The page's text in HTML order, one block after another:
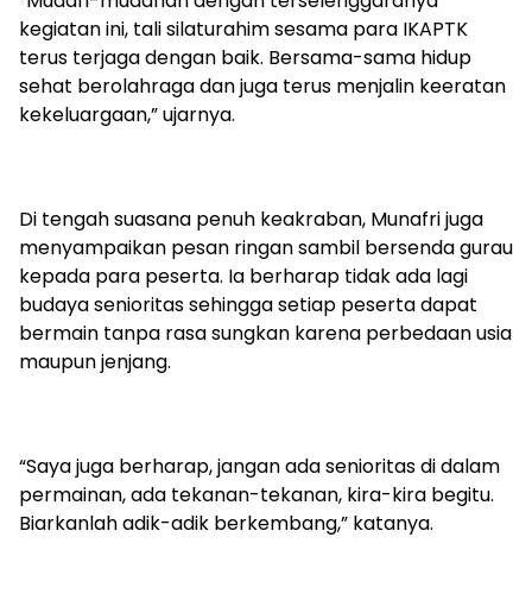
kegiatan ini, tali silaturahim sesama para IKAPTK
terus terjaga dengan baik. Bersama-sama hidup
sehat berolahraga dan juga terus menjalin keeratan
kekeluargaan,” ujarnya.
Di tengah suasana penuh keakraban, Munafri juga
menyampaikan pesan ringan sambil bersenda gurau
kepada para peserta. Ia berharap tidak ada lagi
budaya senioritas sehingga setiap peserta dapat
bermain tanpa rasa sungkan karena perbedaan usia
maupun jenjang.
“Saya juga berharap, jangan ada senioritas di dalam
permainan, ada tekanan-tekanan, kira-kira begitu.
Biarkanlah adik-adik berkembang,” katanya.